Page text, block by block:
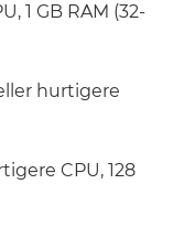
1 GB RAM (32-
hurtigere
CPU, 128